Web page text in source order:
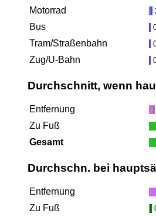
Motorrad
Bus
Tram/Straßenbahn
Zug/U-Bahn
Durchschnitt, wenn
Entfernung
Zu Fuß
Gesamt
Durchschn. bei
Entfernung
Zu Fuß